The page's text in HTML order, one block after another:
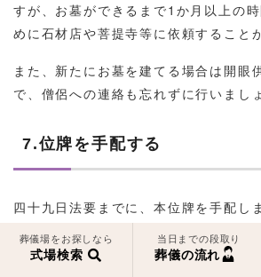
すが、お墓ができるまで1か月以上の
めに石材店や菩提寺等に依頼すること
また、新たにお墓を建てる場合は開眼
で、僧侶への連絡も忘れずに行いまし
7.位牌を手配する
四十九日法要までに、本位牌を手配し
は没年月日や戒名などを記す必要があ
1～2週間かかるので、こちらも早めに
葬儀場をお探しなら
式場検索
当日までの段取り
葬儀の流れ